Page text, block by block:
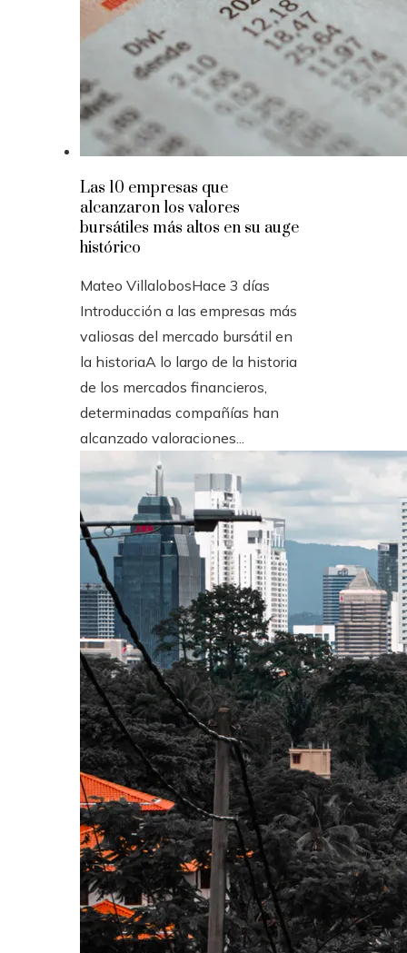
Las 10 empresas que
alcanzaron los valores
bursátiles más altos en su auge
histórico
Mateo VillalobosHace 3 días
Introducción a las empresas más
valiosas del mercado bursátil en
la historiaA lo largo de la historia
de los mercados financieros,
determinadas compañías han
alcanzado valoraciones...